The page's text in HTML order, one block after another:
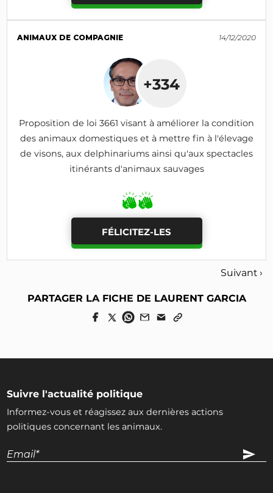
ANIMAUX DE COMPAGNIE 14/12/2020
+334
Proposition de loi 3661 visant à améliorer la condition
des animaux domestiques et à mettre fin à l'élevage
de visons, aux delphinariums ainsi qu'aux spectacles
itinérants d'animaux sauvages
FÉLICITEZ-LES
Suivant ›
PARTAGER LA FICHE DE LAURENT GARCIA
Suivre l'actualité politique
Informez-vous et réagissez aux dernières actions
politiques concernant les animaux.